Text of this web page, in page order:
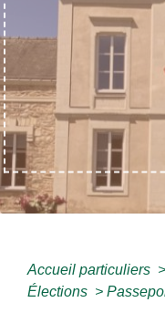
Accueil particuliers >
Élections >